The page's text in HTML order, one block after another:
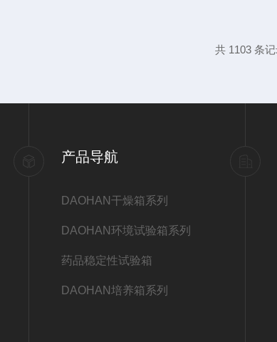
部分干燥箱不是都使用了SUS304
共 1103 条
产品导航
DAOHAN干燥箱系列
DAOHAN环境试验箱系列
药品稳定性试验箱
DAOHAN培养箱系列